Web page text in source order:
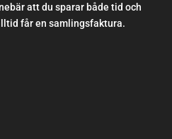
att du sparar både tid och
får en samlingsfaktura.